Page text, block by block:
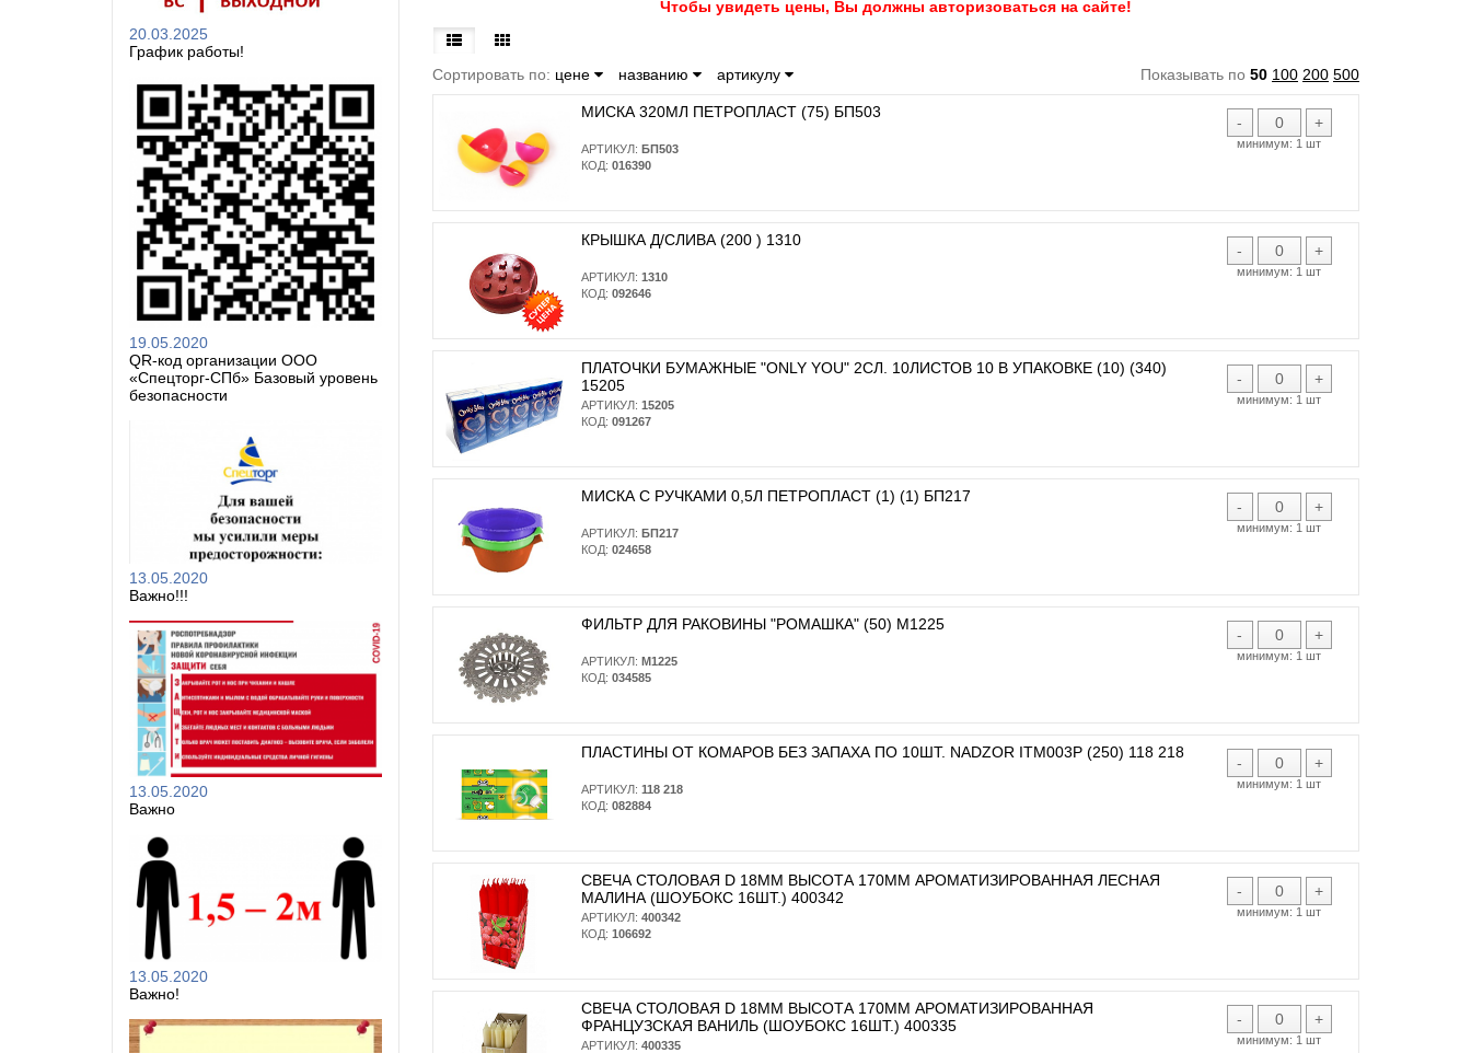
20.03.2025
График работы!
19.05.2020
QR-код организации ООО
«Спецторг-СПб» Базовый уровень
безопасности
13.05.2020
Важно!!!
13.05.2020
Важно
13.05.2020
Важно!
Чтобы увидеть цены, Вы должны авторизоваться на сайте!
Сортировать по: цене названию артикулу Показывать по 50 100 200 500
- +
минимум: 1 шт
МИСКА 320МЛ ПЕТРОПЛАСТ (75) БП503
АРТИКУЛ: БП503
КОД: 016390
- +
минимум: 1 шт
КРЫШКА Д/СЛИВА (200 ) 1310
АРТИКУЛ: 1310
КОД: 092646
- +
минимум: 1 шт
ПЛАТОЧКИ БУМАЖНЫЕ "ONLY YOU" 2СЛ. 10ЛИСТОВ 10 В УПАКОВКЕ (10) (340)
15205
АРТИКУЛ: 15205
КОД: 091267
- +
минимум: 1 шт
МИСКА С РУЧКАМИ 0,5Л ПЕТРОПЛАСТ (1) (1) БП217
АРТИКУЛ: БП217
КОД: 024658
- +
минимум: 1 шт
ФИЛЬТР ДЛЯ РАКОВИНЫ "РОМАШКА" (50) М1225
АРТИКУЛ: М1225
КОД: 034585
- +
минимум: 1 шт
ПЛАСТИНЫ ОТ КОМАРОВ БЕЗ ЗАПАХА ПО 10ШТ. NADZOR ITM003P (250) 118 218
АРТИКУЛ: 118 218
КОД: 082884
- +
минимум: 1 шт
СВЕЧА СТОЛОВАЯ D 18ММ ВЫСОТА 170ММ АРОМАТИЗИРОВАННАЯ ЛЕСНАЯ
МАЛИНА (ШОУБОКС 16ШТ.) 400342
АРТИКУЛ: 400342
КОД: 106692
- +
минимум: 1 шт
СВЕЧА СТОЛОВАЯ D 18ММ ВЫСОТА 170ММ АРОМАТИЗИРОВАННАЯ
ФРАНЦУЗСКАЯ ВАНИЛЬ (ШОУБОКС 16ШТ.) 400335
АРТИКУЛ: 400335